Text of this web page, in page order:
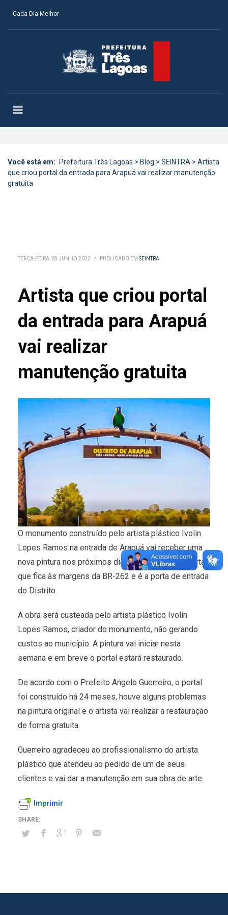
Cada Dia Melhor
Você está em: Prefeitura Três Lagoas > Blog > SEINTRA > Artista
que criou portal da entrada para Arapuá vai realizar manutenção
gratuita
TERÇA-FEIRA, 28 JUNHO 2022 / PUBLICADO EM SEINTRA
Artista que criou portal
da entrada para Arapuá
vai realizar
manutenção gratuita
O monumento construído pelo artista plástico Ivolin
Lopes Ramos na entrada de Arapuá vai receber uma
nova pintura nos próximos dias, revitalizando o portal
que fica às margens da BR-262 e é a porta de entrada
do Distrito.
A obra será custeada pelo artista plástico Ivolin
Lopes Ramos, criador do monumento, não gerando
custos ao município. A pintura vai iniciar nesta
semana e em breve o portal estará restaurado.
De acordo com o Prefeito Angelo Guerreiro, o portal
foi construído há 24 meses, houve alguns problemas
na pintura original e o artista vai realizar a restauração
de forma gratuita.
Guerreiro agradeceu ao profissionalismo do artista
plástico que atendeu ao pedido de um de seus
clientes e vai dar a manutenção em sua obra de arte.
Imprimir